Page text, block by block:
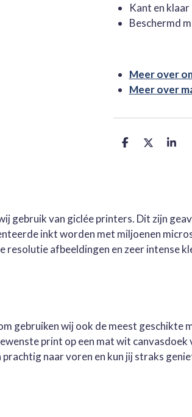
Kant en
Beschermd
Meer over
Meer over
D
D
S
gebruik van giclée printers. Dit zijn
inkt worden met miljoenen
resolutie afbeeldingen en zeer intense
gebruiken wij ook de meest
print op een mat wit
naar voren en kun jij straks